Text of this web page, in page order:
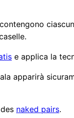
e applica la
apparirà
naked pairs.